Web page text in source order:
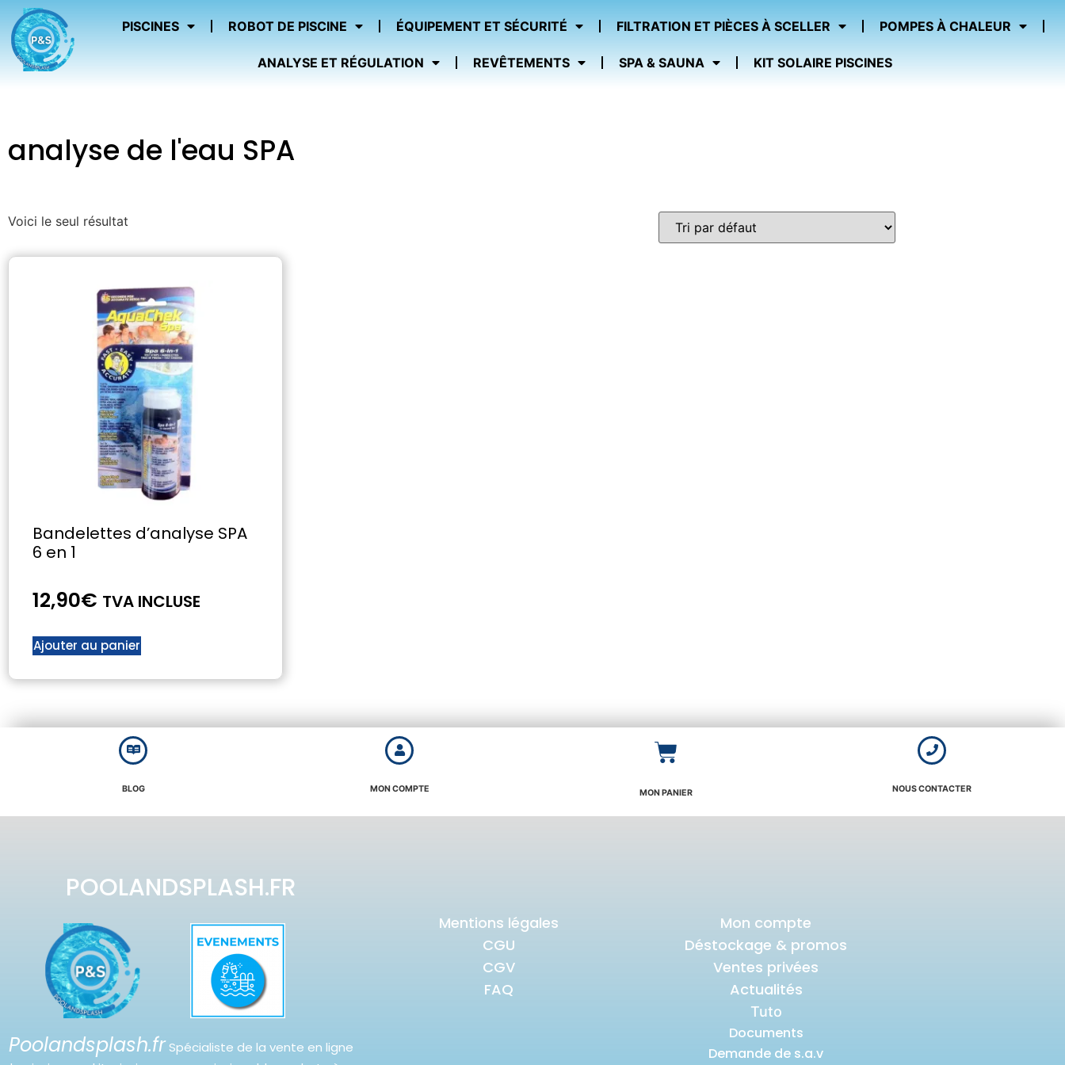
PISCINES ROBOT DE PISCINE ÉQUIPEMENT ET SÉCURITÉ FILTRATION ET PIÈCES À SCELLER POMPES À CHALEUR
ANALYSE ET RÉGULATION REVÊTEMENTS SPA & SAUNA KIT SOLAIRE PISCINES
analyse de l'eau SPA
Voici le seul résultat
Bandelettes d’analyse SPA
6 en 1
12,90€ TVA INCLUSE
Ajouter au panier
BLOG MON COMPTE MON PANIER NOUS CONTACTER
POOLANDSPLASH.FR
Poolandsplash.frSpécialiste de la vente en ligne
Mentions légales
CGU
CGV
FAQ
Mon compte
Déstockage & promos
Ventes privées
Actualités
Tuto
Documents
Demande de s.a.v